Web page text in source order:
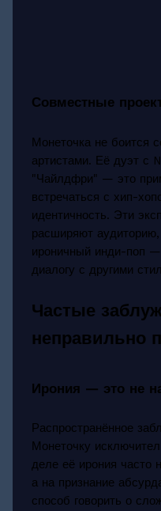
Совместные
Монеточка не боится
артистами. Её дуэт с
"Чайлдфри" — это
встречаться с хип-
идентичность. Эти
расширяют
ироничный инди-поп
диалогу с другими
Частые
неправильно
Ирония — это не
Распространённое
Монеточку
деле её ирония часто
а на признание
способ говорить о